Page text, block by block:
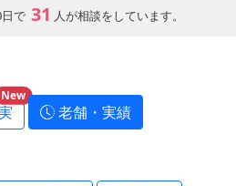
で 31 人が相談をしています。
New
老舗・実績